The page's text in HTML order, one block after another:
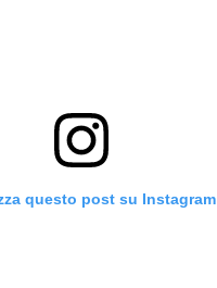
questo post su Instagram